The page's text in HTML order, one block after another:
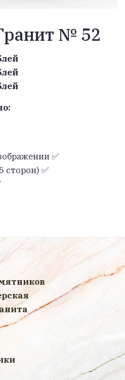
№ 52
✅
сторон) ✅